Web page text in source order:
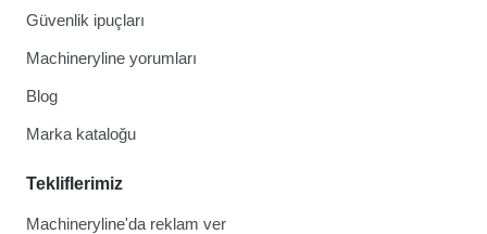
Güvenlik ipuçları
Machineryline yorumları
Blog
Marka kataloğu
Tekliflerimiz
Machineryline'da reklam ver